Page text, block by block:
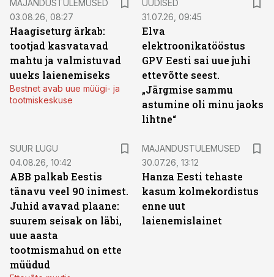
MAJANDUSTULEMUSED
03.08.26, 08:27
Haagiseturg ärkab:
tootjad kasvatavad
mahtu ja valmistuvad
uueks laienemiseks
Bestnet avab uue müügi- ja
tootmiskeskuse
UUDISED
31.07.26, 09:45
Elva
elektroonikatööstus
GPV Eesti sai uue juhi
ettevõtte seest.
„Järgmise sammu
astumine oli minu jaoks
lihtne“
SUUR LUGU
04.08.26, 10:42
ABB palkab Eestis
tänavu veel 90 inimest.
Juhid avavad plaane:
suurem seisak on läbi,
uue aasta
tootmismahud on ette
müüdud
MAJANDUSTULEMUSED
30.07.26, 13:12
Hanza Eesti tehaste
kasum kolmekordistus
enne uut
laienemislainet